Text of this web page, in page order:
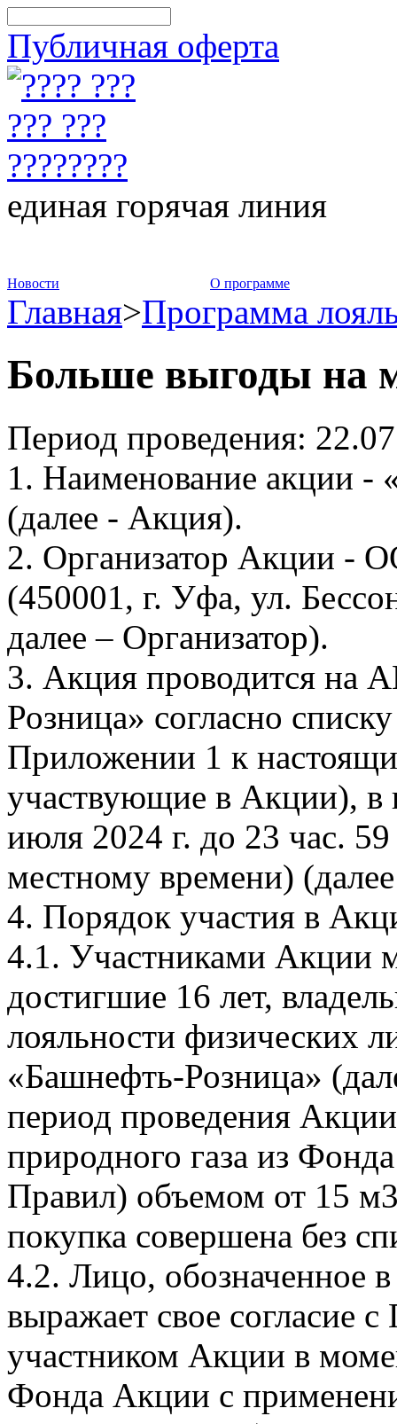
Публичная оферта
единая горячая линия
Новости О программе
Главная>Программа
Больше выгоды на
Период проведения:
1. Наименование акции -
(далее - Акция).
2. Организатор Акции -
(450001, г. Уфа, ул.
далее – Организатор).
3. Акция проводится
Розница» согласно
Приложении 1 к
участвующие в Акции), в
июля 2024 г. до 23 час.
местному времени)
4. Порядок участия в
4.1. Участниками Акции
достигшие 16 лет,
лояльности физических
«Башнефть-Розница»
период проведения
природного газа из
Правил) объемом от 15
покупка совершена без
4.2. Лицо, обозначенное
выражает свое согласие
участником Акции в
Фонда Акции с